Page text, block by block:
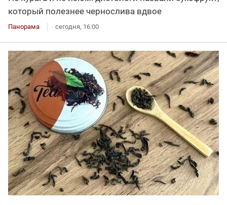
который полезнее чернослива вдвое
Панорама сегодня, 16:00